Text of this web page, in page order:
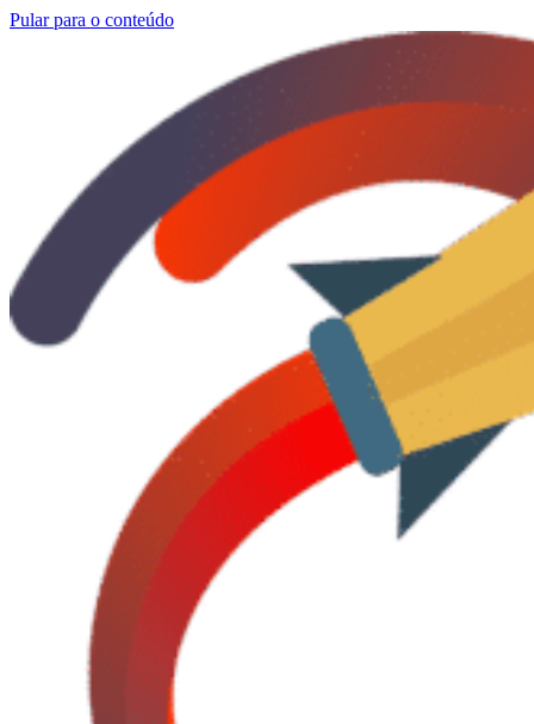
Pular para o conteúdo